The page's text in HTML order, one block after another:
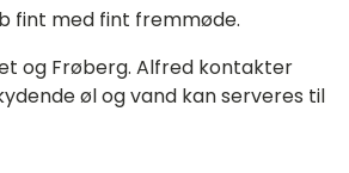
fint med fint fremmøde.
og Frøberg. Alfred kontakter
øl og vand kan serveres til